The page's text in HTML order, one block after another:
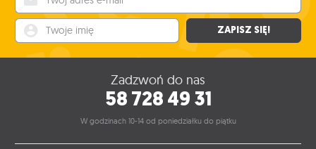
ZAPISZ SIĘ!
Zadzwoń do nas
58 728 49 31
W godzinach 10-14 od poniedziałku do piątku